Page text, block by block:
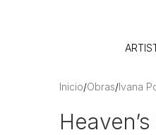
Inicio/Obras/Ivana